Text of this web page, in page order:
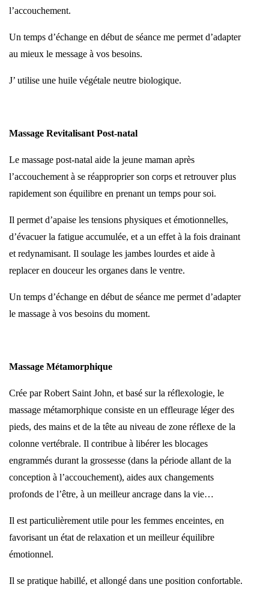
l’accouchement.
Un temps d’échange en début de séance me permet d’adapter
au mieux le message à vos besoins.
J’ utilise une huile végétale neutre biologique.
Massage Revitalisant Post-natal
Le massage post-natal aide la jeune maman après
l’accouchement à se réapproprier son corps et retrouver plus
rapidement son équilibre en prenant un temps pour soi.
Il permet d’apaise les tensions physiques et émotionnelles,
d’évacuer la fatigue accumulée, et a un effet à la fois drainant
et redynamisant. Il soulage les jambes lourdes et aide à
replacer en douceur les organes dans le ventre.
Un temps d’échange en début de séance me permet d’adapter
le massage à vos besoins du moment.
Massage Métamorphique
Crée par Robert Saint John, et basé sur la réflexologie, le
massage métamorphique consiste en un effleurage léger des
pieds, des mains et de la tête au niveau de zone réflexe de la
colonne vertébrale. Il contribue à libérer les blocages
engrammés durant la grossesse (dans la période allant de la
conception à l’accouchement), aides aux changements
profonds de l’être, à un meilleur ancrage dans la vie…
Il est particulièrement utile pour les femmes enceintes, en
favorisant un état de relaxation et un meilleur équilibre
émotionnel.
Il se pratique habillé, et allongé dans une position confortable.